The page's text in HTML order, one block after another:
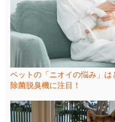
ペットの「ニオイの悩み」
除菌脱臭機に注目！